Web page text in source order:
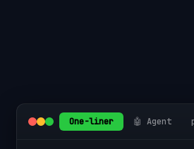
One-liner 🤖 Agent